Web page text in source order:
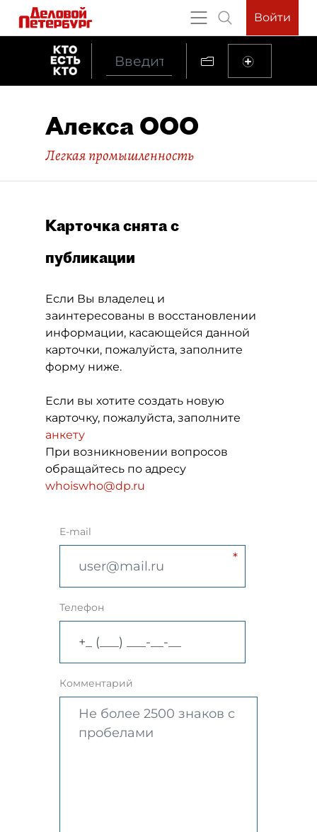
Войти
Алекса ООО
Легкая промышленность
Карточка снята с
публикации
Если Вы владелец и
заинтересованы в восстановлении
информации, касающейся данной
карточки, пожалуйста, заполните
форму ниже.
Если вы хотите создать новую
карточку, пожалуйста, заполните
анкету
При возникновении вопросов
обращайтесь по адресу
whoiswho@dp.ru
E-mail
Телефон
Комментарий